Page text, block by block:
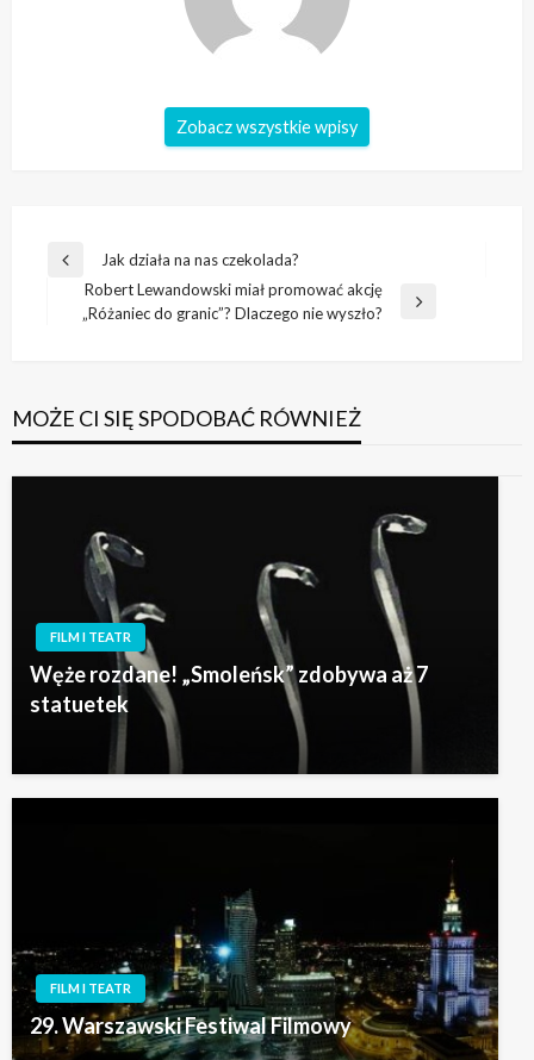
Zobacz wszystkie wpisy
Nawigacja
wpisu
Poprzedni
Jak działa na nas czekolada?
Następny
Robert Lewandowski miał promować akcję
„Różaniec do granic”? Dlaczego nie wyszło?
MOŻE CI SIĘ SPODOBAĆ RÓWNIEŻ
FILM I TEATR
Węże rozdane! „Smoleńsk” zdobywa aż 7
statuetek
FILM I TEATR
29. Warszawski Festiwal Filmowy